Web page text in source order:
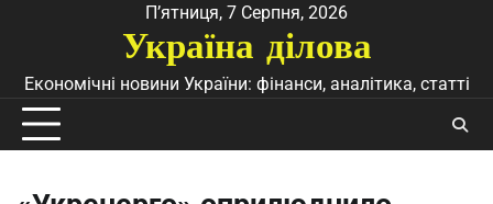
П’ятниця, 7 Серпня, 2026
Україна ділова
Економічні новини України: фінанси, аналітика, статті